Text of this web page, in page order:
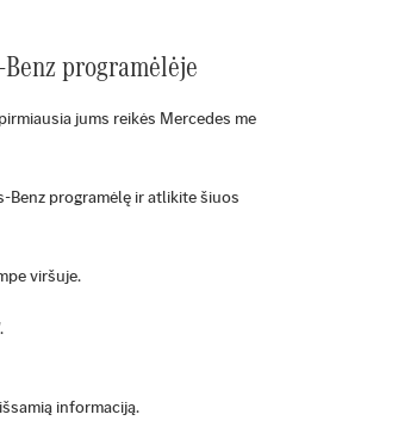
programėlėje
jums reikės Mercedes me
Benz programėlę ir atlikite šiuos
viršuje.
informaciją.